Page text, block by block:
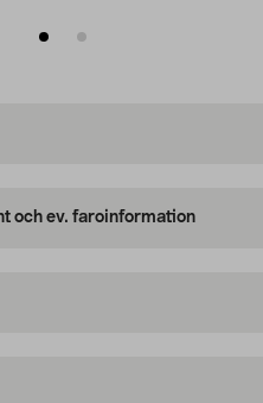
och ev. faroinformation